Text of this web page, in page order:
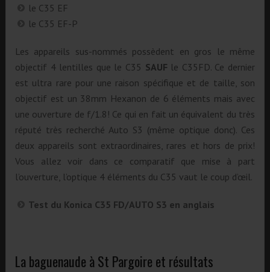
le C35 EF
le C35 EF-P
Les appareils sus-nommés possèdent en gros le même
objectif 4 lentilles que le C35 SAUF le C35FD. Ce dernier
est ultra rare pour une raison spécifique et de taille, son
objectif est un 38mm Hexanon de 6 éléments mais avec
une ouverture de f/1.8! Ce qui en fait un équivalent du très
réputé très recherché Auto S3 (même optique donc). Ces
deux appareils sont extraordinaires, rares et hors de prix!
Vous allez voir dans ce comparatif que mise à part
l’ouverture, l’optique 4 éléments du C35 vaut le coup d’œil.
Test du Konica C35 FD/AUTO S3 en anglais
La baguenaude à St Pargoire et résultats